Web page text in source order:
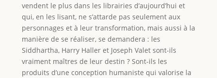
vendent le plus dans les librairies d’aujourd’hui et
qui, en les lisant, ne s’attarde pas seulement aux
personnages et à leur transformation, mais aussi à la
manière de se réaliser, se demandera : les
Siddhartha, Harry Haller et Joseph Valet sont-ils
vraiment maîtres de leur destin ? Sont-ils les
produits d’une conception humaniste qui valorise la